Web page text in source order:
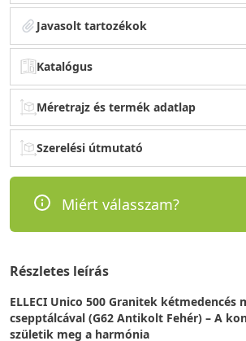
Javasolt tartozékok
Katalógus
Méretrajz és termék adatlap
Szerelési útmutató
Miért válasszam?
Részletes leírás
ELLECI Unico 500 Granitek kétmedencés
csepptálcával (G62 Antikolt Fehér) – A
születik meg a harmónia